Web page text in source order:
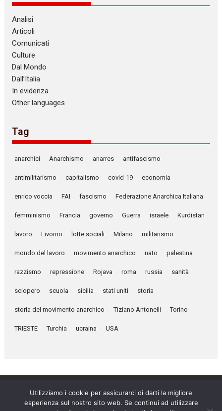
Analisi
Articoli
Comunicati
Culture
Dal Mondo
Dall’Italia
In evidenza
Other languages
Tag
anarchici Anarchismo anarres antifascismo
antimilitarismo capitalismo covid-19 economia
enrico voccia FAI fascismo Federazione Anarchica Italiana
femminismo Francia governo Guerra israele Kurdistan
lavoro Livorno lotte sociali Milano militarismo
mondo del lavoro movimento anarchico nato palestina
razzismo repressione Rojava roma russia sanità
sciopero scuola sicilia stati uniti storia
storia del movimento anarchico Tiziano Antonelli Torino
TRIESTE Turchia ucraina USA
Umanità Nova © 2026
Utilizziamo i cookie per assicurarci di darti la migliore
esperienza sul nostro sito web. Se continui ad utilizzare